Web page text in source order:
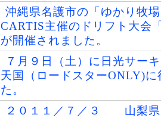
沖縄県名護市の「ゆかり牧
CARTIS主催のドリフト大
が開催されました。
７月９日（土）に日光サー
天国（ロードスターONLY)
た。
２０１１／７／３ 山梨県